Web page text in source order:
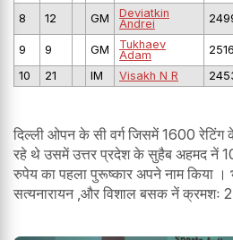
8
12 GM
Deviatkin
Andrei
9 9 GM
Tukhaev
Adam
2516
10
21 IM Visakh N R
दिल्ली ओपन के सी वर्ग जिसमें 1600
रहे थे उसमें उत्तर प्रदेश के सुहैब अहमद नें
रुपेय का पहला पुरूष्कार अपने नाम किया
सत्यनारायन ,और विशाल बसक नें क्रमशः